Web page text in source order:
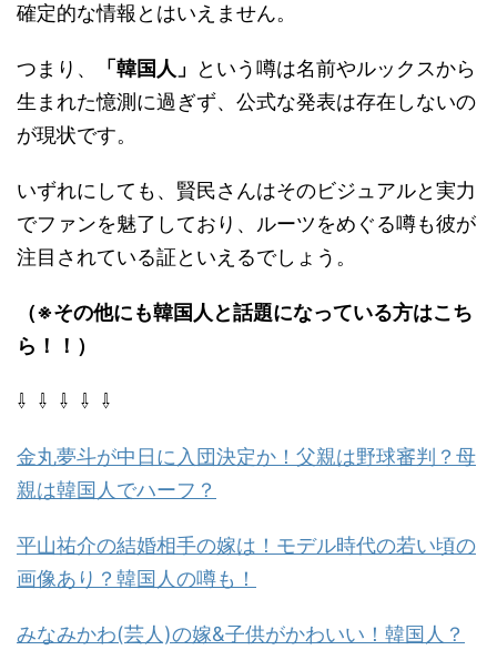
確定的な情報とはいえません。
つまり、 「韓国人」
という噂は名前やルックスから
生まれた憶測に過ぎず、公式な発表は存在しないの
が現状です。
いずれにしても、賢民さんはそのビジュアルと実力
でファンを魅了しており、ルーツをめぐる噂も彼が
注目されている証といえるでしょう。
（※その他にも韓国人と話題になっている方はこち
ら！！）
⇩ ⇩ ⇩ ⇩ ⇩
金丸夢斗が中日に入団決定か！父親は野球審判？母
親は韓国人でハーフ？
平山祐介の結婚相手の嫁は！モデル時代の若い頃の
画像あり？韓国人の噂も！
みなみかわ(芸人)の嫁&子供がかわいい！韓国人？